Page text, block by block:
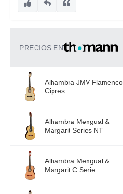
PRECIOS EN
Alhambra JMV Flamenco
Cipres
Alhambra Mengual &
Margarit Series NT
Alhambra Mengual &
Margarit C Serie